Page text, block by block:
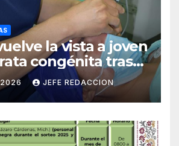
la vista a joven
congénita tras
limitación visual
JEFE REDACCION